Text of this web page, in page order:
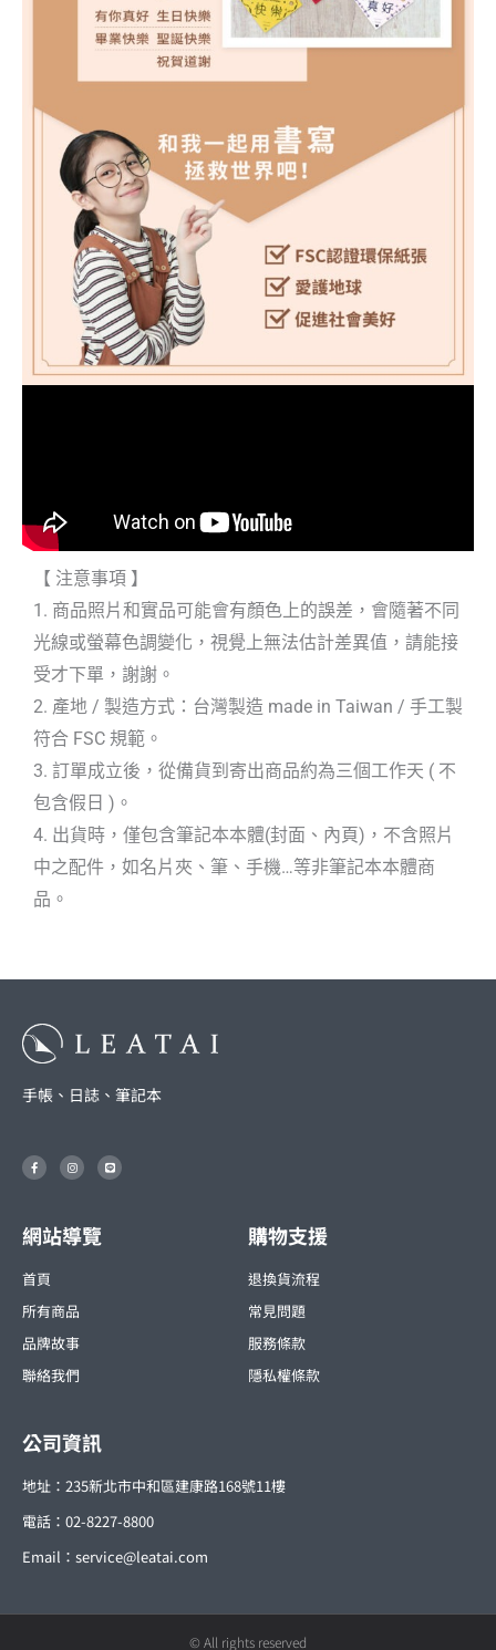
【 注意事項 】
1. 商品照片和實品可能會有顏色上的誤差，會隨著不同
光線或螢幕色調變化，視覺上無法估計差異值，請能接
受才下單，謝謝。
2. 產地 / 製造方式：台灣製造 made in Taiwan / 手工製
符合 FSC 規範。
3. 訂單成立後，從備貨到寄出商品約為三個工作天 ( 不
包含假日 )。
4. 出貨時，僅包含筆記本本體(封面、內頁)，不含照片
中之配件，如名片夾、筆、手機…等非筆記本本體商
品。
手帳、日誌、筆記本
F
a
c
k
-
I
n
s
r
a
m
L
i
n
網站導覽
首頁
所有商品
品牌故事
聯絡我們
購物支援
退換貨流程
常見問題
服務條款
隱私權條款
公司資訊
地址：235新北市中和區建康路168號11樓
電話：02-8227-8800
Email： service@leatai.com
© All rights reserved